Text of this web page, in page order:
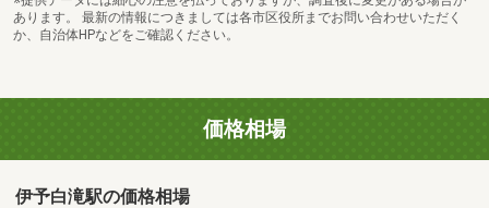
あります。 最新の情報につきましては各市区役所までお問い合わせいただく
か、自治体HPなどをご確認ください。
価格相場
伊予白滝駅の価格相場